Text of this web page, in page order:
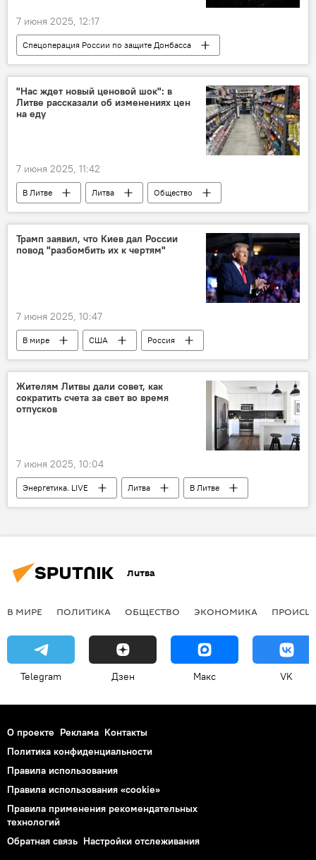
7 июня 2025, 12:17
Спецоперация России по защите Донбасса
ВС РФ
Россия Украина
"Нас ждет новый ценовой шок": в
Литве рассказали об изменениях цен
на еду
7 июня 2025, 11:42
В Литве Литва
Общество
продукты питания
цены
Трамп заявил, что Киев дал России
повод "разбомбить их к чертям"
7 июня 2025, 10:47
В мире США
Россия
Дональд Трамп
Украина Киев
Жителям Литвы дали совет, как
сократить счета за свет во время
отпусков
7 июня 2025, 10:04
Энергетика. LIVE Литва
В Литве
энергоснабжение
энергетика
Elektrum Lietuva
Литва
В МИРЕ ПОЛИТИКА ОБЩЕСТВО ЭКОНОМИКА
Telegram Дзен Макс VK
О проекте Реклама Контакты
Политика конфиденциальности
Правила использования
Правила использования «cookie»
Правила применения рекомендательных
технологий
Обратная связь Настройки отслеживания